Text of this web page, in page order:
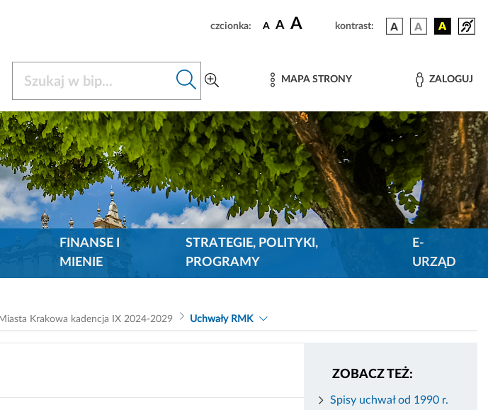
czcionka: A A A kontrast:
MAPA STRONY ZALOGUJ
FINANSE I
MIENIE
STRATEGIE, POLITYKI,
PROGRAMY
E-
URZĄD
Krakowa kadencja IX 2024-2029 Uchwały RMK
ZOBACZ TEŻ:
Spisy uchwał od 1990 r.